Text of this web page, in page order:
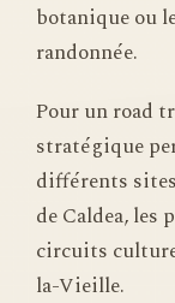
botanique ou
randonnée.
Pour un road
stratégique
différents
de Caldea, les
circuits
la-Vieille.